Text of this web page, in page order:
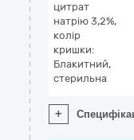
цитрат
натрію 3,2%,
колір
кришки:
Блакитний,
стерильна
+